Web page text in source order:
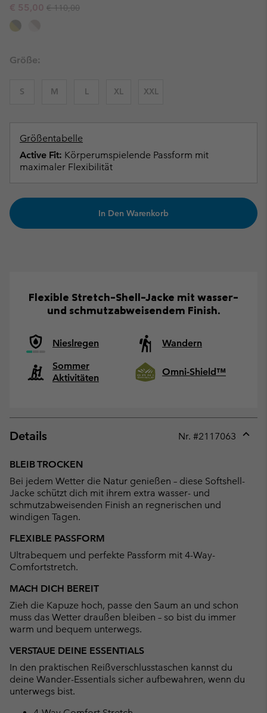
Sale price:
€ 55,00 Regular price:
€ 110,00
Größe:
S M L XL XXL
Größentabelle
Active Fit: Körperumspielende Passform mit
maximaler Flexibilität
In Den Warenkorb
Flexible Stretch-Shell-Jacke mit wasser-
und schmutzabweisendem Finish.
Nieslregen
Wandern
Sommer
Aktivitäten
Omni-Shield™
Details Nr. #2117063
BLEIB TROCKEN
Bei jedem Wetter die Natur genießen – diese Softshell-
Jacke schützt dich mit ihrem extra wasser- und
schmutzabweisenden Finish an regnerischen und
windigen Tagen.
FLEXIBLE PASSFORM
Ultrabequem und perfekte Passform mit 4-Way-
Comfortstretch.
MACH DICH BEREIT
Zieh die Kapuze hoch, passe den Saum an und schon
muss das Wetter draußen bleiben – so bist du immer
warm und bequem unterwegs.
VERSTAUE DEINE ESSENTIALS
In den praktischen Reißverschlusstaschen kannst du
deine Wander-Essentials sicher aufbewahren, wenn du
unterwegs bist.